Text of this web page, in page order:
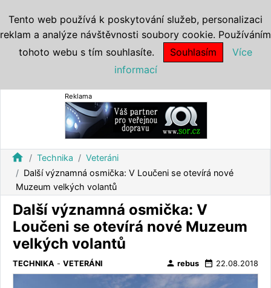
Reklama
home Technika
Veteráni
Další významná osmička: V Loučeni se otevírá nové
Muzeum velkých volantů
Další významná osmička: V
Loučeni se otevírá nové Muzeum
velkých volantů
TECHNIKA - VETERÁNI person rebus date_range 22.08.2018
Tento web používá k poskytování služeb, personalizaci
reklam a analýze návštěvnosti soubory cookie. Používáním
tohoto webu s tím souhlasíte.
Souhlasím
Více
informací